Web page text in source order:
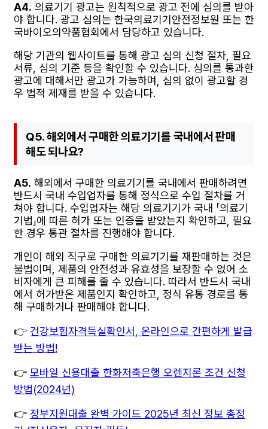
A4. 의료기기 광고는 원칙적으로 광고 전에 심의를 받아
야 합니다. 광고 심의는 한국의료기기안전정보원 또는 한
국바이오의약품협회에서 담당하고 있습니다.
해당 기관의 웹사이트를 통해 광고 심의 신청 절차, 필요
서류, 심의 기준 등을 확인할 수 있습니다. 심의를 통과한
광고에 대해서만 광고가 가능하며, 심의 없이 광고할 경
우 법적 제재를 받을 수 있습니다.
Q5. 해외에서 구매한 의료기기를 국내에서 판매
해도 되나요?
A5. 해외에서 구매한 의료기기를 국내에서 판매하려면
반드시 국내 수입업자를 통해 정식으로 수입 절차를 거
쳐야 합니다. 수입업자는 해당 의료기기가 국내 「의료기
기법」에 따른 허가 또는 인증을 받았는지 확인하고, 필요
한 경우 통관 절차를 진행해야 합니다.
개인이 해외 직구로 구매한 의료기기를 재판매하는 것은
불법이며, 제품의 안전성과 유효성을 보장할 수 없어 소
비자에게 큰 피해를 줄 수 있습니다. 따라서 반드시 국내
에서 허가받은 제품인지 확인하고, 정식 유통 경로를 통
해 구매하거나 판매해야 합니다.
👉 건강보험자격득실확인서, 온라인으로 간편하게 발급
받는 방법!
👉 모바일 신용대출 한화저축은행 오렌지론 조건 신청
방법(2024년)
👉 정부지원대출 완벽 가이드 2025년 최신 정보 총정